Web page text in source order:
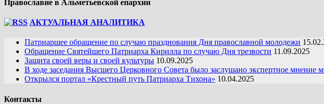
Православие в Альметьевской епархии
АКТУАЛЬНАЯ АНАЛИТИКА
Патриаршее обращение по случаю празднования Дня православной молодежи
Обращение Святейшего Патриарха Кирилла по случаю Дня трезвости 11.09.2025
Защита своей веры и своей культуры 10.09.2025
В ходе заседания Высшего Церковного Совета было заслушано экспертное
Открылся портал «Крестный путь Патриарха Тихона» 10.04.2025
Контакты